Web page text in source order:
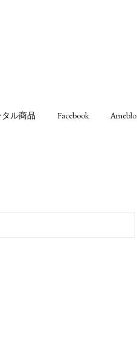
タル商品 Facebook Ameblo